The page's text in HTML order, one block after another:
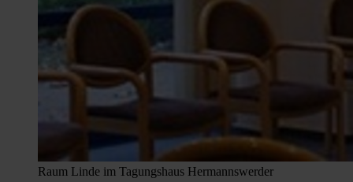
Raum Linde im Tagungshaus Hermannswerder